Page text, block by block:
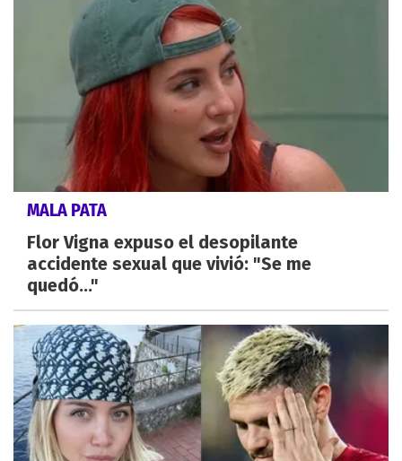
MALA PATA
Flor Vigna expuso el desopilante
accidente sexual que vivió: "Se me
quedó..."